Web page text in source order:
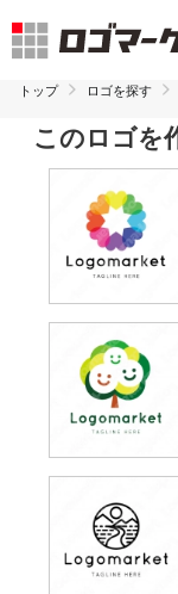
トップ ロゴを探す
このロゴを